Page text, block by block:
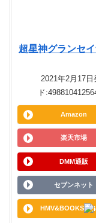
超星神グランセ
2021年2月17
ド
Amazon
楽天市場
DMM通販
セブンネット
HMV&BOOKS